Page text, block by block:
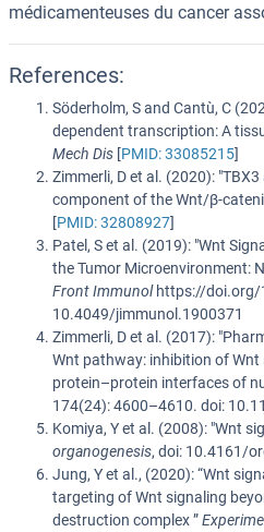
médicamenteuses du cancer
References:
Söderholm, S and Cantù, C
dependent transcription: A
Mech Dis [PMID: 33085215]
Zimmerli, D et al. (2020):
component of the Wnt/β-
[PMID: 32808927]
Patel, S et al. (2019): "Wnt
the Tumor Microenvironment:
Front Immunolhttps://doi.org/
10.4049/jimmunol.1900371
Zimmerli, D et al. (2017):
Wnt pathway: inhibition of
protein–protein interfaces of
174(24): 4600–4610. doi:
Komiya, Y et al. (2008): "Wnt
organogenesis, doi: 10.4161/
Jung, Y et al., (2020): “Wnt
targeting of Wnt signaling
destruction complex ”